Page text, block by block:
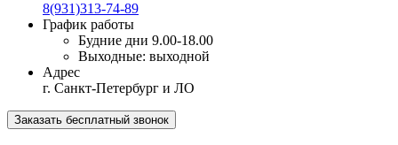
8(931)313-74-89
График работы
Будние дни 9.00-18.00
Выходные: выходной
Адрес
г. Санкт-Петербург и ЛО
Заказать бесплатный звонок